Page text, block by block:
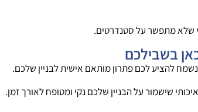
שלא מתפשר על סטנדרטים.
בשבילכם
להציע לכם פתרון מותאם אישית לבניין שלכם.
שישמור על הבניין שלכם נקי ומטופח לאורך זמן.